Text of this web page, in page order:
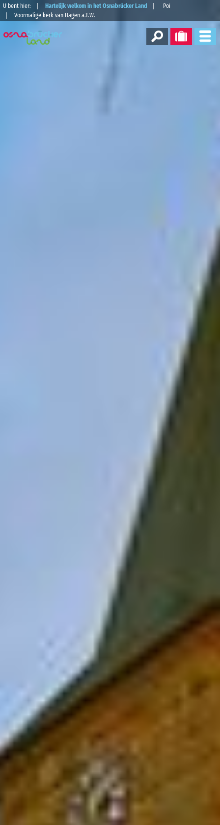
U bent hier: Hartelijk welkom in het Osnabrücker Land
Poi
Voormalige kerk van Hagen a.T.W.